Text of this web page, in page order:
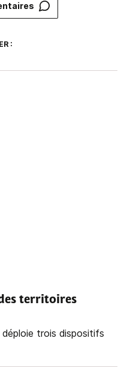
:
territoires
déploie trois dispositifs